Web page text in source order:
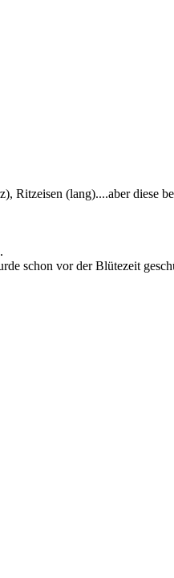
Ritzeisen (lang)....aber diese
schon vor der Blütezeit